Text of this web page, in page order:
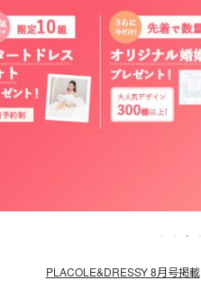
PLACOLE&DRESSY 8月号掲載